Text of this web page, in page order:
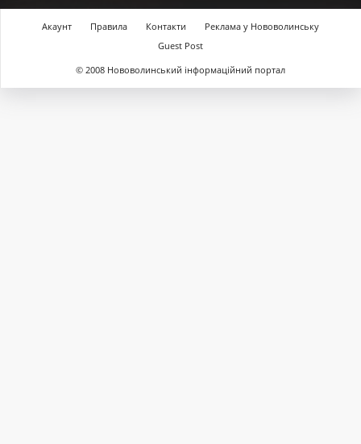
Акаунт Правила Контакти
Реклама у Нововолинську
Guest Post
© 2008 Нововолинський інформаційний портал